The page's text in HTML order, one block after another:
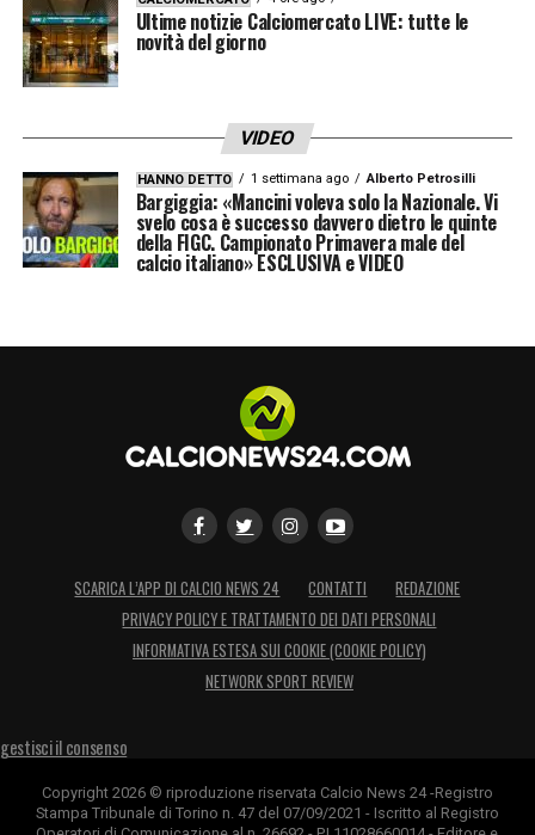
Ultime notizie Calciomercato LIVE: tutte le
novità del giorno
VIDEO
HANNO DETTO 1 settimana ago Alberto Petrosilli
Bargiggia: «Mancini voleva solo la Nazionale. Vi
svelo cosa è successo davvero dietro le quinte
della FIGC. Campionato Primavera male del
calcio italiano» ESCLUSIVA e VIDEO
SCARICA L’APP DI CALCIO NEWS 24 CONTATTI
REDAZIONE
PRIVACY POLICY E TRATTAMENTO DEI DATI PERSONALI
INFORMATIVA ESTESA SUI COOKIE (COOKIE POLICY)
NETWORK SPORT REVIEW
gestisci il consenso
Copyright 2026 © riproduzione riservata Calcio News 24 -Registro
Stampa Tribunale di Torino n. 47 del 07/09/2021 - Iscritto al Registro